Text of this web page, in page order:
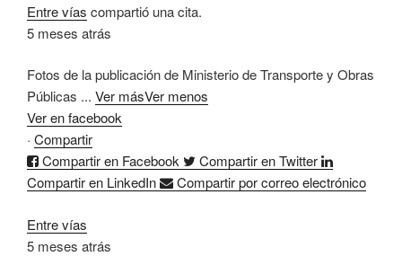
Entre vías compartió una cita.
5 meses atrás
Fotos de la publicación de Ministerio de Transporte y Obras
Públicas ... Ver másVer menos
Ver en facebook
· Compartir
Compartir en Facebook
Compartir en Twitter
Compartir en LinkedIn
Compartir por correo electrónico
Entre vías
5 meses atrás